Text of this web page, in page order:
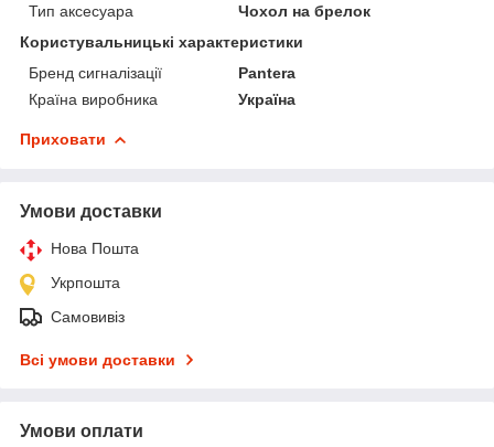
Тип аксесуара
Чохол на брелок
Користувальницькі характеристики
Бренд сигналізації
Pantera
Країна виробника
Україна
Приховати
Умови доставки
Нова Пошта
Укрпошта
Самовивіз
Всі умови доставки
Умови оплати